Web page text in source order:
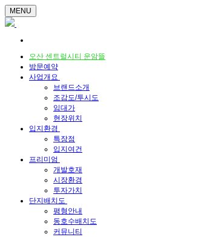
MENU
오산 센트럴시티 운암뜰
방문예약
사업개요
브랜드소개
조감도/투시도
임대가
현장위치
입지환경
특장점
입지여건
프리미엄
개발호재
시장환경
투자가치
단지배치도
평형안내
동호수배치도
커뮤니티